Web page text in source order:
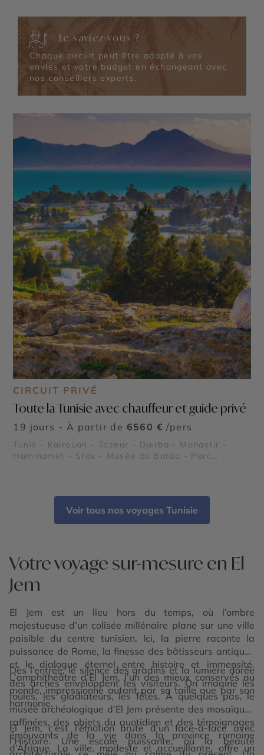
Le saviez-vous ?
Chaque circuit peut être adapté à vos
envies et votre budget en échangeant avec
nos conseillers experts.
CIRCUIT PRIVÉ
Toute la Tunisie avec chauffeur et guide privé
19 jours - À partir de 6560 € /pers
Tunis - Kairouan - Tozeur - Djerba - Monastir -
Hammamet - Sfax - Musée du Bardo - Parc
Voir tous nos voyages Tunisie
Votre voyage sur-mesure en El
Jem
El Jem est un lieu hors du temps, où l’ombre
majestueuse d’un colisée millénaire plane sur une ville
paisible du centre tunisien. Ici, la pierre raconte la
puissance de Rome, la finesse des bâtisseurs antiques
et le dialogue éternel entre histoire et immensité.
L’amphithéâtre d’El Jem, l’un des mieux conservés au
monde, impressionne autant par sa taille que par son
harmonie.
Dès l’entrée, le silence des gradins et la lumière dorée
des arches enveloppent les visiteurs. On imagine les
foules, les gladiateurs, les fêtes. À quelques pas, le
musée archéologique d’El Jem présente des mosaïques
raffinées, des objets du quotidien et des témoignages
émouvants de la vie dans la province romaine
d’Afrique. La ville, modeste et accueillante, offre un
El Jem, c’est l’émotion brute d’un face-à-face avec
l’Histoire. Une escale puissante, où la beauté